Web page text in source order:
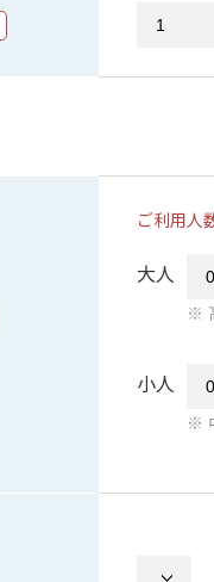
ご利用人
大人
小人